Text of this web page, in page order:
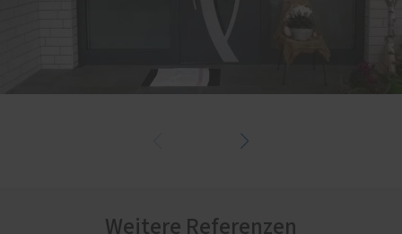
Weitere Referenzen